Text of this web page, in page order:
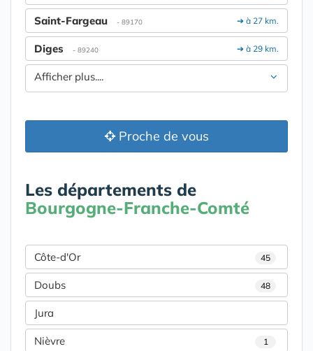
➔ à 27 km.
Saint-Fargeau - 89170
➔ à 29 km.
Diges - 89240
Afficher plus....
Proche de vous
Les départements de
Bourgogne-Franche-Comté
Côte-d'Or 45
Doubs 48
Jura
Nièvre 1